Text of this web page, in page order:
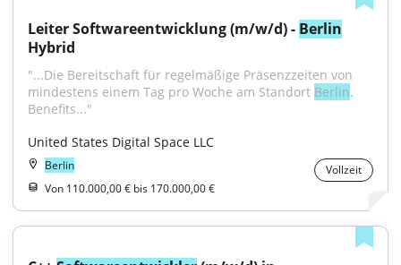
Leiter Softwareentwicklung (m/w/d) - Berlin
Hybrid
"...Die Bereitschaft für regelmäßige Präsenzzeiten von
mindestens einem Tag pro Woche am Standort Berlin.
Benefits..."
United States Digital Space LLC
Berlin
Vollzeit
Von 110.000,00 € bis 170.000,00 €